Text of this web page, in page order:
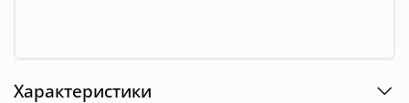
Характеристики